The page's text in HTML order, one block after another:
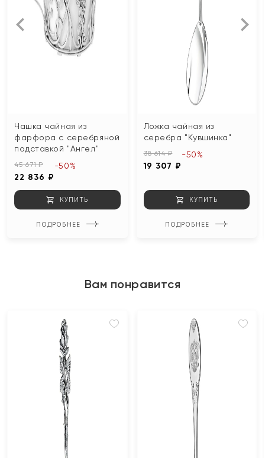
Чашка чайная из
фарфора с серебряной
подставкой "Ангел"
45 671 ₽
22 836 ₽
-50%
КУПИТЬ
ПОДРОБНЕЕ
Ложка чайная из
серебра "Кувшинка"
38 614 ₽
19 307 ₽
-50%
КУПИТЬ
ПОДРОБНЕЕ
Вам понравится